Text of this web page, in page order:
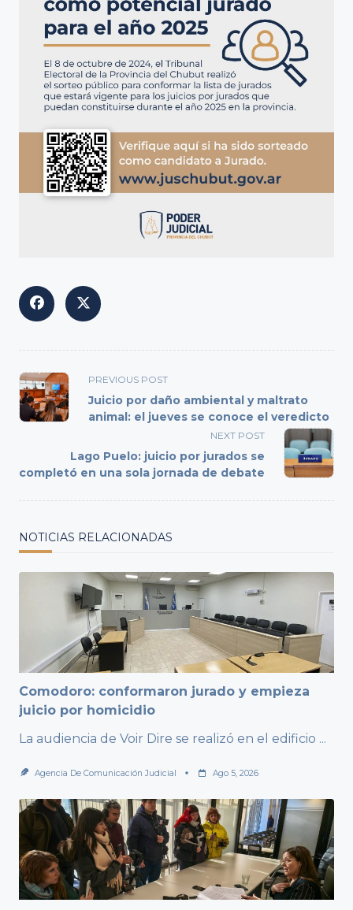
<span
class="nav-
subtitle
text">Page</span>
PREVIOUS POST
Juicio por daño ambiental y maltrato
animal: el jueves se conoce el veredicto
NEXT POST
Lago Puelo: juicio por jurados se
completó en una sola jornada de debate
NOTICIAS RELACIONADAS
Comodoro: conformaron jurado y empieza
juicio por homicidio
La audiencia de Voir Dire se realizó en el edificio ...
Agencia De Comunicación Judicial Ago 5, 2026